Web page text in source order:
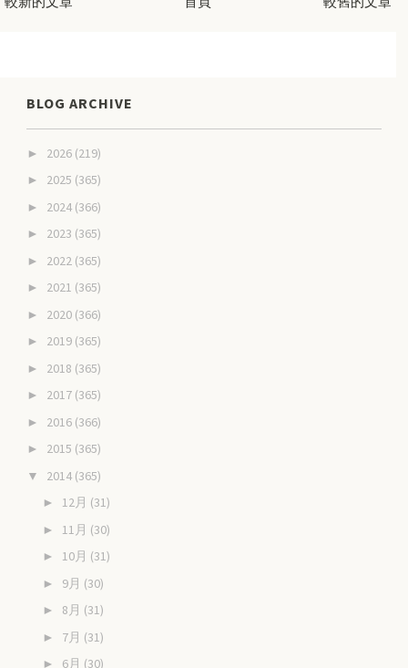
BLOG ARCHIVE
► 2026 (219)
► 2025 (365)
► 2024 (366)
► 2023 (365)
► 2022 (365)
► 2021 (365)
► 2020 (366)
► 2019 (365)
► 2018 (365)
► 2017 (365)
► 2016 (366)
► 2015 (365)
▼ 2014 (365)
► 12月 (31)
► 11月 (30)
► 10月 (31)
► 9月 (30)
► 8月 (31)
► 7月 (31)
► 6月 (30)